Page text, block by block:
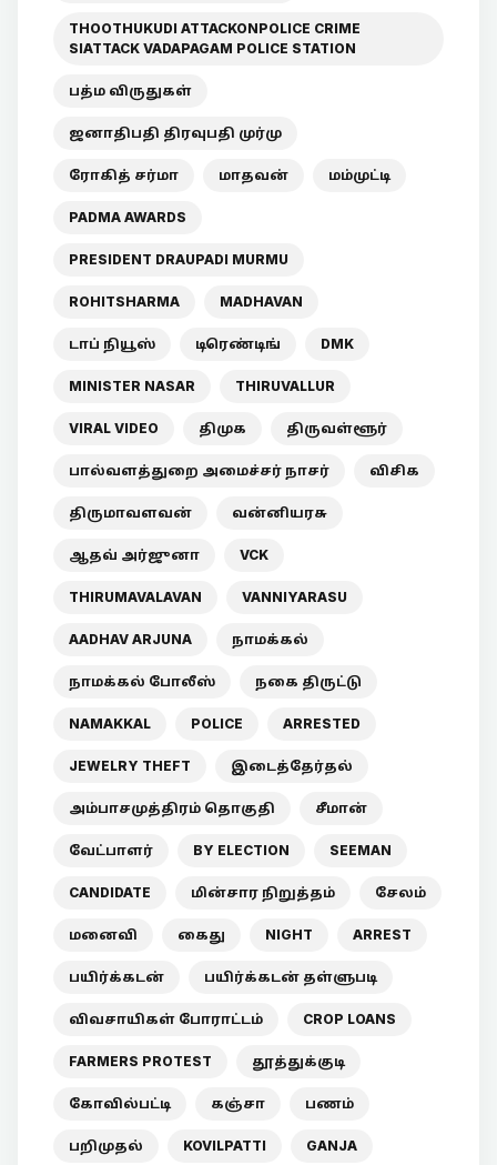
THOOTHUKUDI ATTACKONPOLICE CRIME
SIATTACK VADAPAGAM POLICE STATION
பத்ம விருதுகள்
ஜனாதிபதி திரவுபதி முர்மு
ரோகித் சர்மா மாதவன் மம்முட்டி
PADMA AWARDS
PRESIDENT DRAUPADI MURMU
ROHITSHARMA MADHAVAN
டாப் நியூஸ் டிரெண்டிங் DMK
MINISTER NASAR THIRUVALLUR
VIRAL VIDEO திமுக திருவள்ளூர்
பால்வளத்துறை அமைச்சர் நாசர் விசிக
திருமாவளவன் வன்னியரசு
ஆதவ் அர்ஜுனா VCK
THIRUMAVALAVAN VANNIYARASU
AADHAV ARJUNA நாமக்கல்
நாமக்கல் போலீஸ் நகை திருட்டு
NAMAKKAL POLICE ARRESTED
JEWELRY THEFT இடைத்தேர்தல்
அம்பாசமுத்திரம் தொகுதி சீமான்
வேட்பாளர் BY ELECTION SEEMAN
CANDIDATE மின்சார நிறுத்தம் சேலம்
மனைவி கைது NIGHT ARREST
பயிர்க்கடன் பயிர்க்கடன் தள்ளுபடி
விவசாயிகள் போராட்டம் CROP LOANS
FARMERS PROTEST தூத்துக்குடி
கோவில்பட்டி கஞ்சா பணம்
பறிமுதல் KOVILPATTI GANJA